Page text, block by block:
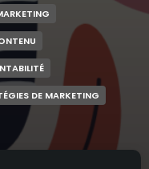
DE MARKETING